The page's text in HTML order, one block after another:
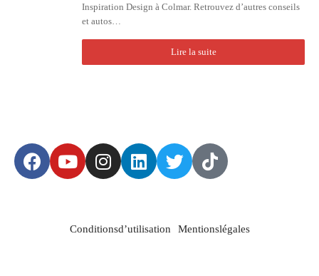
Inspiration Design à Colmar. Retrouvez d’autres conseils
et autos…
Lire la suite
Conditions d’utilisation Mentions légales